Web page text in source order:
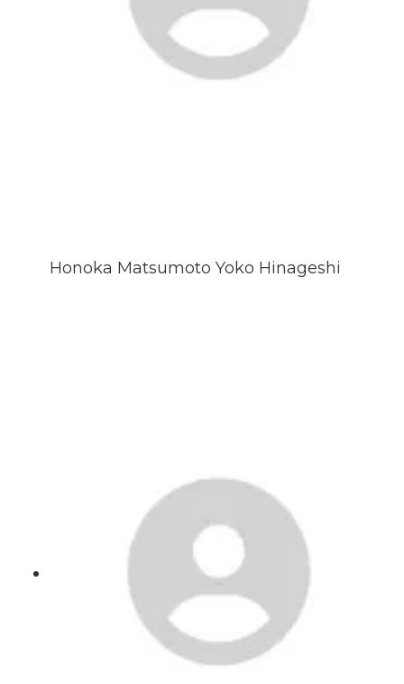
Honoka Matsumoto Yoko Hinageshi